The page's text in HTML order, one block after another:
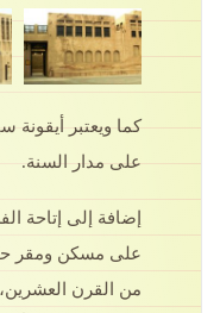
كما ويعتبر أيقونة
على مدار السنة.
إضافة إلى إتاحة
على مسكن ومقر
من القرن